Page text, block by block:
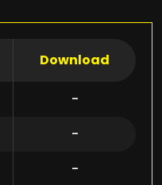
Download
-
-
-